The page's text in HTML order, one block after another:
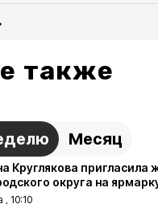
также
Месяц
Круглякова пригласила
округа на
, 10:10